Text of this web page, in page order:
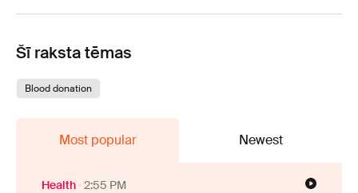
Šī raksta tēmas
Blood donation
Most popular Newest
Health 2:55 PM